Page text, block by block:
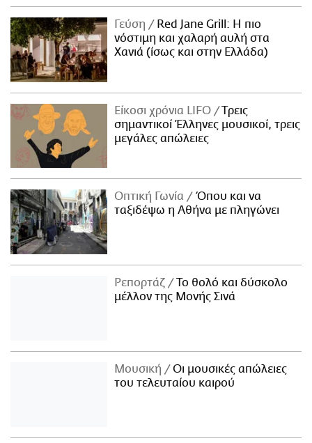
Γεύση
Red Jane Grill: Η πιο
νόστιμη και χαλαρή αυλή στα
Χανιά (ίσως και στην Ελλάδα)
Είκοσι χρόνια LIFO
Tρεις
σημαντικοί Έλληνες μουσικοί, τρεις
μεγάλες απώλειες
Οπτική Γωνία
Όπου και να
ταξιδέψω η Αθήνα με πληγώνει
Ρεπορτάζ
Το θολό και δύσκολο
μέλλον της Μονής Σινά
Μουσική
Οι μουσικές απώλειες
του τελευταίου καιρού